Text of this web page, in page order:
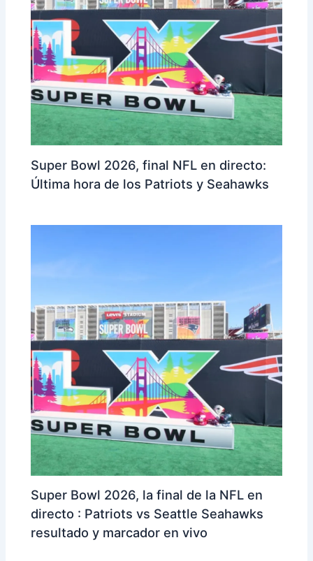
Super Bowl 2026, final NFL en directo:
Última hora de los Patriots y Seahawks
Super Bowl 2026, la final de la NFL en
directo : Patriots vs Seattle Seahawks
resultado y marcador en vivo